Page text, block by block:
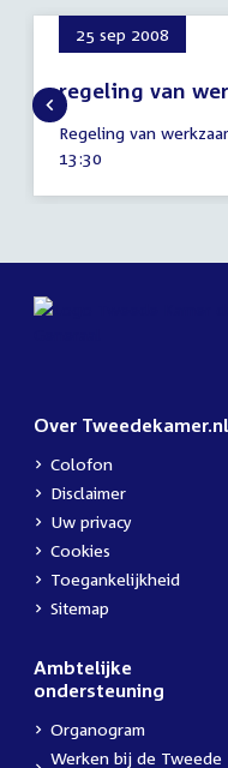
25 sep 2008
regeling van
25
september
2008
Regeling van
Tijd
13:30
Over Tweedekamer.nl
Colofon
Disclaimer
Uw privacy
Cookies
Toegankelijkheid
Sitemap
Ambtelijke
ondersteuning
Organogram
Werken bij de Tweede